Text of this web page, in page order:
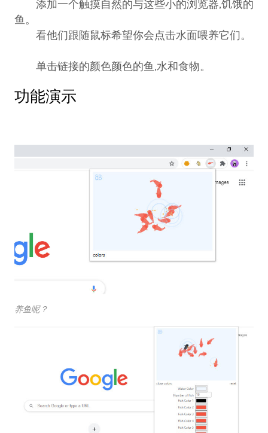
添加一个触摸自然的与这些小的浏览器,饥饿的
鱼。
看他们跟随鼠标希望你会点击水面喂养它们。
单击链接的颜色颜色的鱼,水和食物。
功能演示
养鱼呢？